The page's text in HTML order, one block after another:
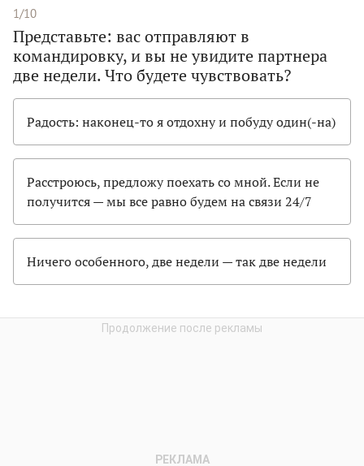
1/10
Представьте: вас отправляют в
командировку, и вы не увидите партнера
две недели. Что будете чувствовать?
Радость: наконец-то я отдохну и побуду один(-на)
Расстроюсь, предложу поехать со мной. Если не
получится — мы все равно будем на связи 24/7
Ничего особенного, две недели — так две недели